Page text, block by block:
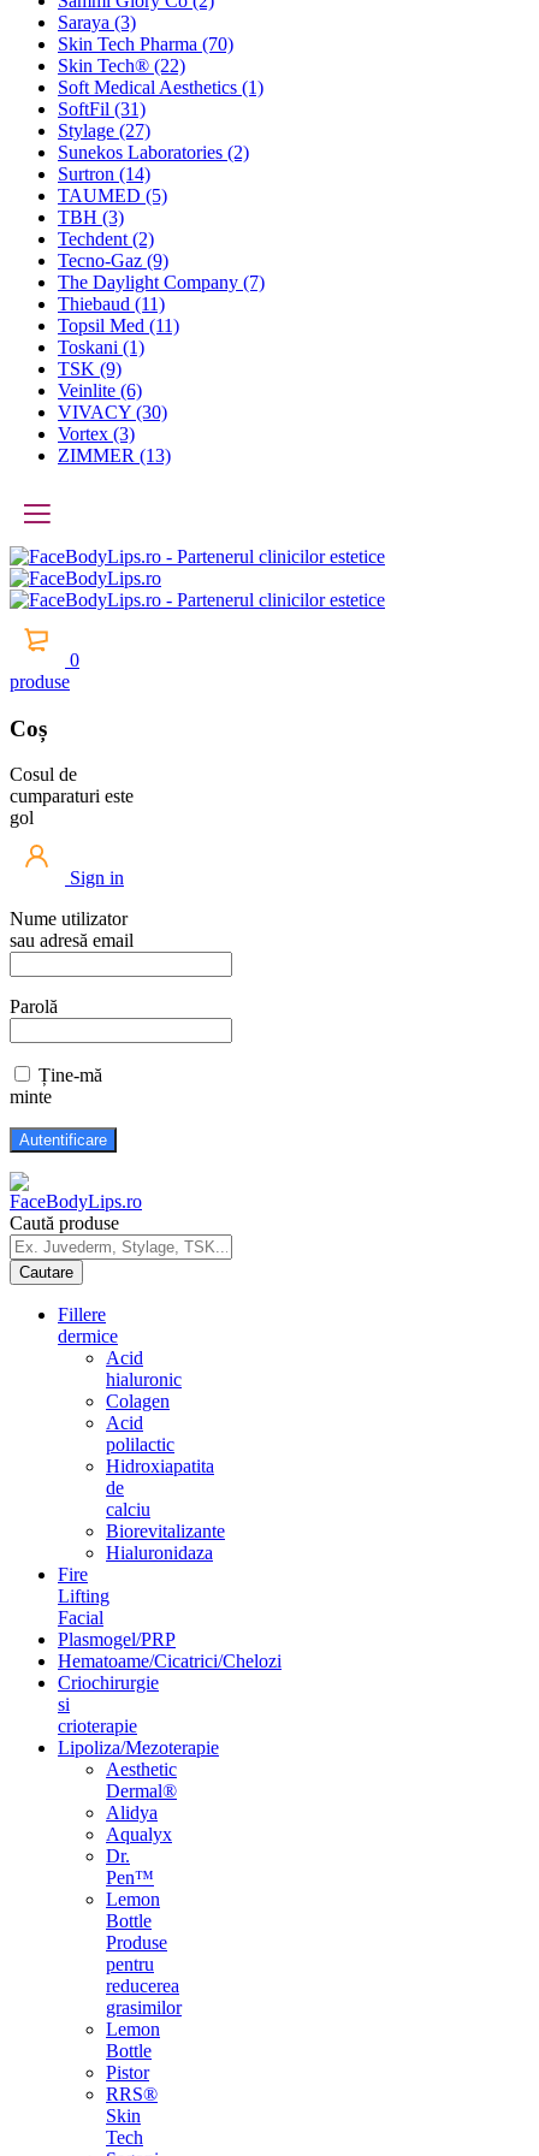
Saraya (3)
Skin Tech Pharma (70)
Skin Tech® (22)
Soft Medical Aesthetics (1)
SoftFil (31)
Stylage (27)
Sunekos Laboratories (2)
Surtron (14)
TAUMED (5)
TBH (3)
Techdent (2)
Tecno-Gaz (9)
The Daylight Company (7)
Thiebaud (11)
Topsil Med (11)
Toskani (1)
TSK (9)
Veinlite (6)
VIVACY (30)
Vortex (3)
ZIMMER (13)
0
produse
Coș
Cosul de
cumparaturi este
gol
Sign in
Nume utilizator
sau adresă email
Parolă
Ține-mă
minte
Caută produse
Fillere
dermice
Acid
hialuronic
Colagen
Acid
polilactic
Hidroxiapatita
de
calciu
Biorevitalizante
Hialuronidaza
Fire
Lifting
Facial
Plasmogel/PRP
Hematoame/Cicatrici/Chelozi
Criochirurgie
si
crioterapie
Lipoliza/Mezoterapie
Aesthetic
Dermal®
Alidya
Aqualyx
Dr.
Pen™
Lemon
Bottle
Produse
pentru
reducerea
grasimilor
Lemon
Bottle
Pistor
RRS®
Skin
Tech